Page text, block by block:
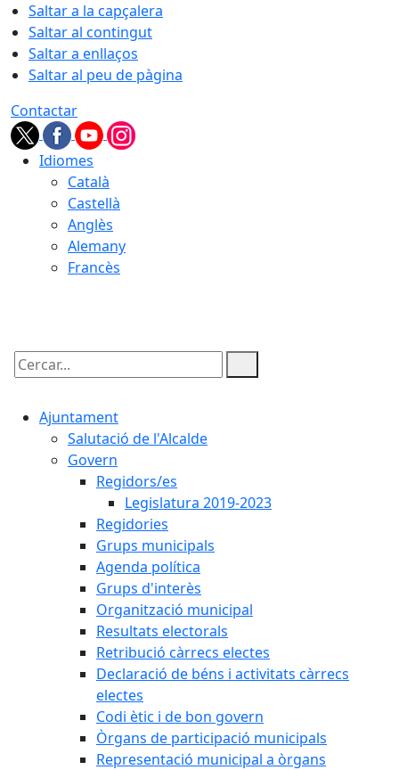
Saltar a la capçalera
Saltar al contingut
Saltar a enllaços
Saltar al peu de pàgina
Contactar
Idiomes
Català
Castellà
Anglès
Alemany
Francès
Cercar:
Ajuntament
Salutació de l'Alcalde
Govern
Regidors/es
Legislatura 2019-2023
Regidories
Grups municipals
Agenda política
Grups d'interès
Organització municipal
Resultats electorals
Retribució càrrecs electes
Declaració de béns i activitats càrrecs
electes
Codi ètic i de bon govern
Òrgans de participació municipals
Representació municipal a òrgans